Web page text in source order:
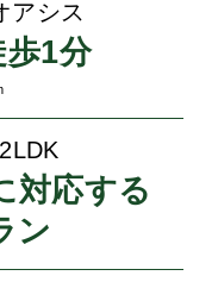
アシス
1分
対応する
ン